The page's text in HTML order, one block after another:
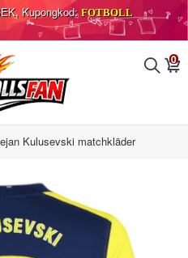
Kupongkod: FOTBOLL
󰂨 0
󰃦
Kulusevski matchkläder